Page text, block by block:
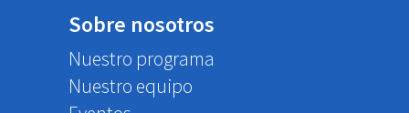
Sobre nosotros
Nuestro programa
Nuestro equipo